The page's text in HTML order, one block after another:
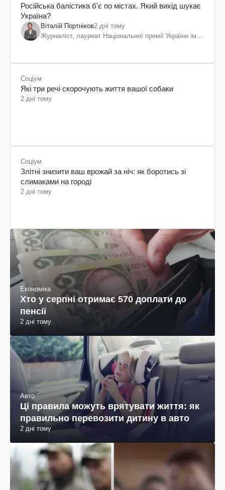
Російська балістика б'є по містах. Який вихід шукає
Україна?
Віталій Портніков2 дні тому
Журналіст, лауреат Національної премії України ім.
Соціум
Які три речі скорочують життя вашої собаки
2 дні тому
Соціум
Злітні знизити ваш врожай за ніч: як боротись зі
слимаками на городі
2 дні тому
Економіка
Хто у серпні отримає 570 доплати до
пенсії
2 дні тому
Авто
Ці правила можуть врятувати життя: як
правильно перевозити дитину в авто
2 дні тому